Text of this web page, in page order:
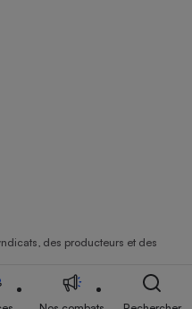
des producteurs et des